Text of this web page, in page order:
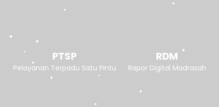
PTSP
Pelayanan Terpadu Satu Pintu
RDM
Rapor Digital Madrasah